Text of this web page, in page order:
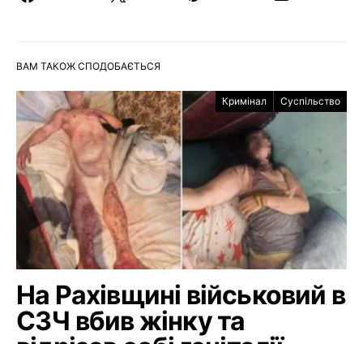
ВАМ ТАКОЖ СПОДОБАЄТЬСЯ
Кримінал Суспільство
На Рахівщині військовий в
СЗЧ вбив жінку та